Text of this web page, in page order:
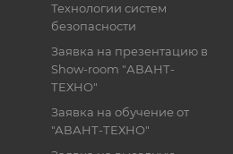
Технологии систем
безопасности
Заявка на презентацию в
Show-room "АВАНТ-
ТЕХНО"
Заявка на обучение от
"АВАНТ-ТЕХНО"